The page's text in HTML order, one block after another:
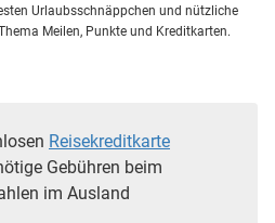
Urlaubsschnäppchen und nützliche
Meilen, Punkte und Kreditkarten.
Reisekreditkarte
Gebühren beim
im Ausland